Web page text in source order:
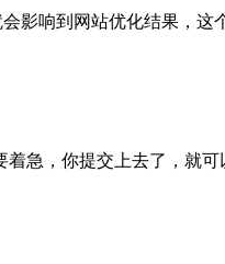
影响到网站优化结果，这
急，你提交上去了，就可